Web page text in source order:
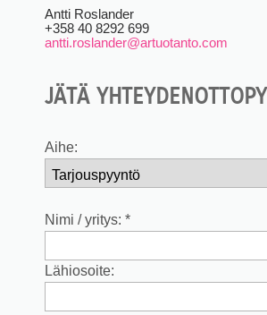
Antti Roslander
+358 40 8292 699
antti.roslander@artuotanto.com
JÄTÄ